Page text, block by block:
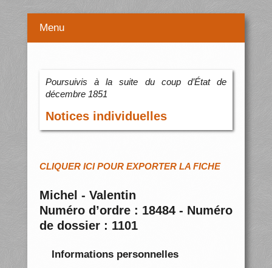
Menu
Poursuivis à la suite du coup d’État de
décembre 1851
Notices individuelles
CLIQUER ICI POUR EXPORTER LA FICHE
Michel - Valentin
Numéro d’ordre : 18484 - Numéro
de dossier : 1101
Informations personnelles